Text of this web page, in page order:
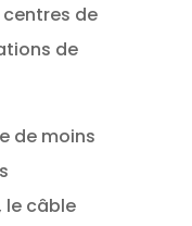
de
de
de moins
le câble